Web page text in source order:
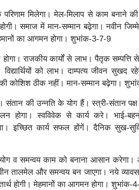
परिणाम मिलेगा। मेल-मिलाप से काम बनाने
समाज में मान-सम्मान बढ़ेगा। नवीन
का आगमन होगा। शुभांक-3-7-9
राजकीय कार्यों से लाभ। पैतृक सम्पत्ति
को लाभ। दाम्पत्य जीवन सुखद
कोशिश ठीक नहीं। मान-सम्मान बढ़ेगा।
की उन्नति के योग हैं। स्त्री-संतान पक्ष
होगा। स्वविवेक से कार्य करे। भाई-
इच्छित कार्य सफल होंगें। दैनिक सुख-
व समन्वय काम को बनाना आसान
तालमेल और समन्वय बन जाएगा। नये
होगी। मेहमानों का आगमन होगा। शुभांक-